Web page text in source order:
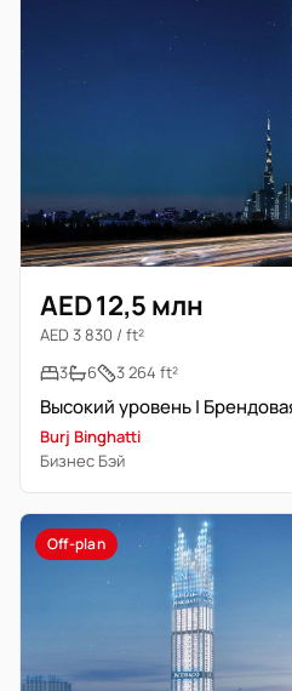
AED 12,5 млн
AED 3 830 / ft²
3
6 3 264 ft²
Burj Binghatti
Бизнес Бэй
Off-plan